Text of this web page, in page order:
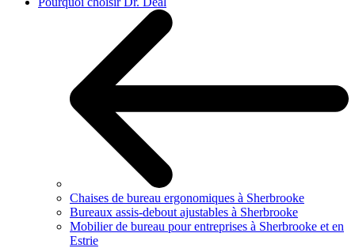
Chaises de bureau ergonomiques à Sherbrooke
Bureaux assis-debout ajustables à Sherbrooke
Mobilier de bureau pour entreprises à Sherbrooke et en
Estrie